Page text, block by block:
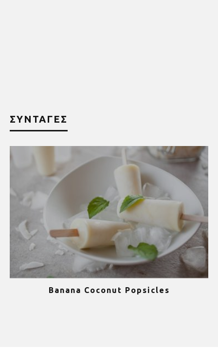
ΣΥΝΤΑΓΕΣ
Banana Coconut Popsicles